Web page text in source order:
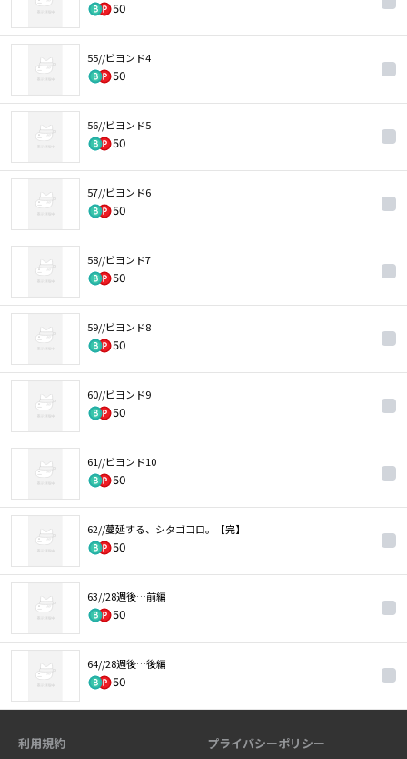
50
55//ビヨンド4
50
56//ビヨンド5
50
57//ビヨンド6
50
58//ビヨンド7
50
59//ビヨンド8
50
60//ビヨンド9
50
61//ビヨンド10
50
62//蔓延する、シタゴコロ。【完】
50
63//28週後…前編
50
64//28週後…後編
50
利用規約 プライバシーポリシー